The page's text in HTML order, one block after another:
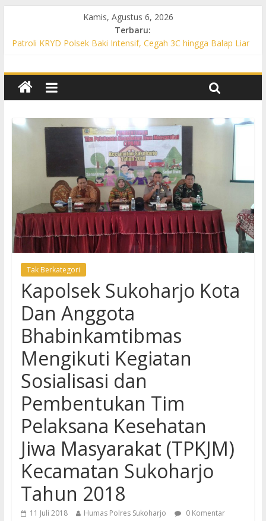
Kamis, Agustus 6, 2026
Terbaru:
Patroli KRYD Polsek Baki Intensif, Cegah 3C hingga Balap Liar
Permukiman, Warga Diajak Aktif Jaga Kamtibmas
Patroli Cegah Karhutla, Polsek Weru Sisir Lahan Kering dan
Patroli Blue Light KRYD Polsek Bendosari Sasar Objek Vital,
Polisi Ajak Warga Waspada dan Cegah Karhutla
Patroli Blue Light KRYD Polsek Kartasura Sasar Titik Rawan,
Cegah Kejahatan 3C
Tak Berkategori
Kapolsek Sukoharjo Kota
Dan Anggota
Bhabinkamtibmas
Mengikuti Kegiatan
Sosialisasi dan
Pembentukan Tim
Pelaksana Kesehatan
Jiwa Masyarakat (TPKJM)
Kecamatan Sukoharjo
Tahun 2018
11 Juli 2018 Humas Polres Sukoharjo 0 Komentar